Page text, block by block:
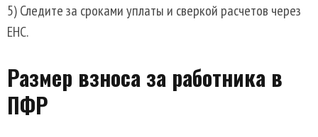
5) Следите за сроками уплаты и сверкой расчетов через
ЕНС.
Размер взноса за работника в
ПФР